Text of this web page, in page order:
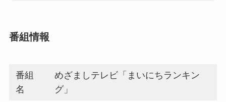
番組情報
番組
名
めざましテレビ「まいにちランキン
グ」